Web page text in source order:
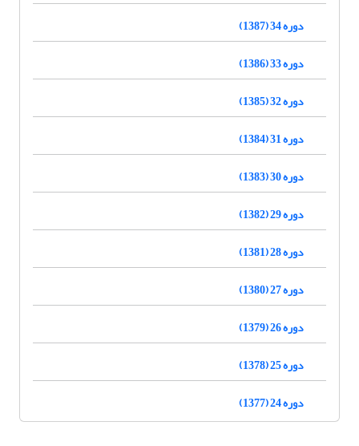
دوره 34 (1387)
دوره 33 (1386)
دوره 32 (1385)
دوره 31 (1384)
دوره 30 (1383)
دوره 29 (1382)
دوره 28 (1381)
دوره 27 (1380)
دوره 26 (1379)
دوره 25 (1378)
دوره 24 (1377)